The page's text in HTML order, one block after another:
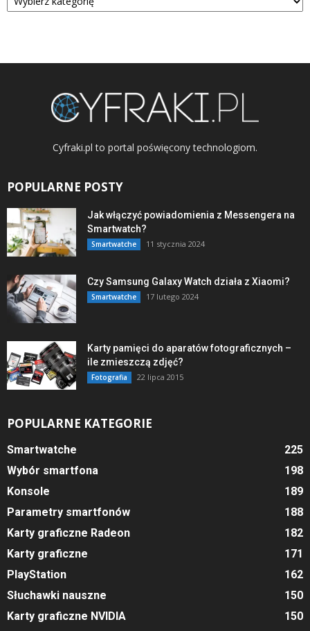
Cyfraki.pl to portal poświęcony technologiom.
POPULARNE POSTY
Jak włączyć powiadomienia z Messengera na
Smartwatch?
Smartwatche 11 stycznia 2024
Czy Samsung Galaxy Watch działa z Xiaomi?
Smartwatche 17 lutego 2024
Karty pamięci do aparatów fotograficznych –
ile zmieszczą zdjęć?
Fotografia 22 lipca 2015
POPULARNE KATEGORIE
Smartwatche
225
Wybór smartfona
198
Konsole
189
Parametry smartfonów
188
Karty graficzne Radeon
182
Karty graficzne
171
PlayStation
162
Słuchawki nauszne
150
Karty graficzne NVIDIA
150